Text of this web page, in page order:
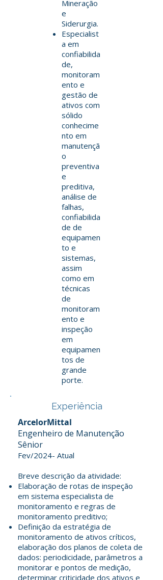
Mineração
e
Siderurgia.
Especialist
a em
confiabilida
de,
monitoram
ento e
gestão de
ativos com
sólido
conhecime
nto em
manutençã
o
preventiva
e
preditiva,
análise de
falhas,
confiabilida
de de
equipamen
to e
sistemas,
assim
como em
técnicas
de
monitoram
ento e
inspeção
em
equipamen
tos de
grande
porte.
Experiência
ArcelorMittal
Engenheiro de Manutenção
Sênior
Fev/2024- Atual
Breve descrição da atividade:
Elaboração de rotas de inspeção
em sistema especialista de
monitoramento e regras de
monitoramento preditivo;
Definição da estratégia de
monitoramento de ativos críticos,
elaboração dos planos de coleta de
dados: periodicidade, parâmetros a
monitorar e pontos de medição,
determinar criticidade dos ativos e